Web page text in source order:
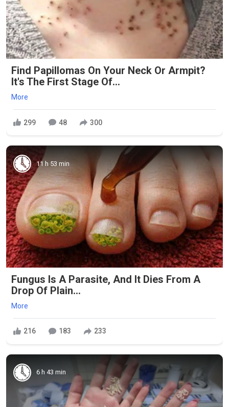
Find Papillomas On Your Neck Or Armpit?
It's The First Stage Of...
More
299 48 300
11 h 53 min
Fungus Is A Parasite, And It Dies From A
Drop Of Plain...
More
216 183 233
6 h 43 min